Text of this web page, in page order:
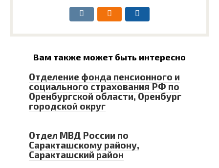
Вам также может быть интересно
Отделение фонда пенсионного и
социального страхования РФ по
Оренбургской области, Оренбург
городской округ
Отдел МВД России по
Саракташскому району,
Саракташский район